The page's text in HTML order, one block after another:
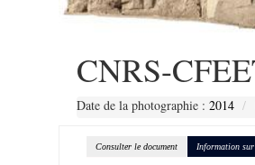
CNRS-
Date de la photographie : 2014
Consulter le document Information sur